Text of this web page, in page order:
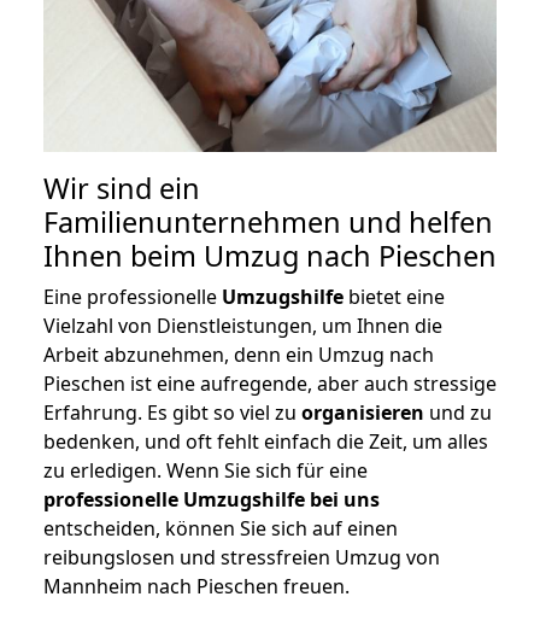
Wir sind ein
Familienunternehmen und helfen
Ihnen beim Umzug nach Pieschen
Eine professionelle Umzugshilfe bietet eine
Vielzahl von Dienstleistungen, um Ihnen die
Arbeit abzunehmen, denn ein Umzug nach
Pieschen ist eine aufregende, aber auch stressige
Erfahrung. Es gibt so viel zu organisieren und zu
bedenken, und oft fehlt einfach die Zeit, um alles
zu erledigen. Wenn Sie sich für eine
professionelle Umzugshilfe bei uns
entscheiden, können Sie sich auf einen
reibungslosen und stressfreien Umzug von
Mannheim nach Pieschen freuen.